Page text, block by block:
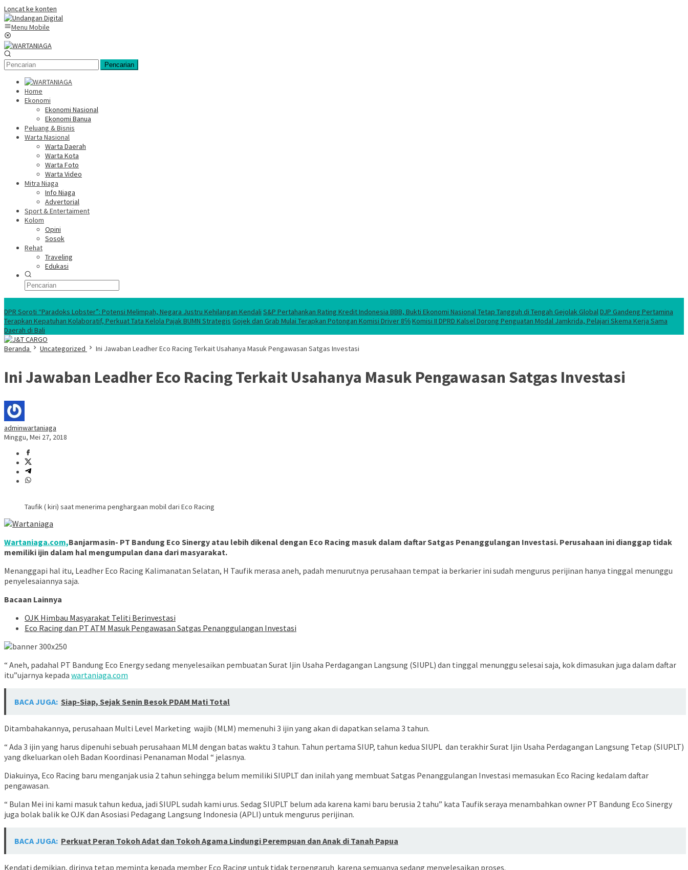
Loncat ke konten
Menu Mobile
Pencarian
Home
Ekonomi
Ekonomi Nasional
Ekonomi Banua
Peluang & Bisnis
Warta Nasional
Warta Daerah
Warta Kota
Warta Foto
Warta Video
Mitra Niaga
Info Niaga
Advertorial
Sport & Entertaiment
Kolom
Opini
Sosok
Rehat
Traveling
Edukasi
DPR Soroti “Paradoks Lobster”: Potensi Melimpah, Negara Justru Kehilangan Kendali S&P Pertahankan Rating Kredit Indonesia BBB, Bukti Ekonomi Nasional Tetap Tangguh di Tengah Gejolak GlobalDJP Gandeng Pertamina
Terapkan Kepatuhan Kolaboratif, Perkuat Tata Kelola Pajak BUMN Strategis Gojek dan Grab Mulai Terapkan Potongan Komisi Driver 8℅Komisi II DPRD Kalsel Dorong Penguatan Modal Jamkrida, Pelajari Skema Kerja Sama
Daerah di Bali
Beranda
Uncategorized Ini Jawaban Leadher Eco Racing Terkait Usahanya Masuk Pengawasan Satgas Investasi
Ini Jawaban Leadher Eco Racing Terkait Usahanya Masuk Pengawasan Satgas Investasi
adminwartaniaga
Minggu, Mei 27, 2018
Taufik ( kiri) saat menerima penghargaan mobil dari Eco Racing
Wartaniaga.com,Banjarmasin- PT Bandung Eco Sinergy atau lebih dikenal dengan Eco Racing masuk dalam daftar Satgas Penanggulangan Investasi. Perusahaan ini dianggap tidak
memiliki ijin dalam hal mengumpulan dana dari masyarakat.
Menanggapi hal itu, Leadher Eco Racing Kalimanatan Selatan, H Taufik merasa aneh, padah menurutnya perusahaan tempat ia berkarier ini sudah mengurus perijinan hanya tinggal menunggu
penyelesaiannya saja.
Bacaan Lainnya
OJK Himbau Masyarakat Teliti Berinvestasi
Eco Racing dan PT ATM Masuk Pengawasan Satgas Penanggulangan Investasi
“ Aneh, padahal PT Bandung Eco Energy sedang menyelesaikan pembuatan Surat Ijin Usaha Perdagangan Langsung (SIUPL) dan tinggal menunggu selesai saja, kok dimasukan juga dalam daftar
itu”ujarnya kepada wartaniaga.com
BACA JUGA: Siap-Siap, Sejak Senin Besok PDAM Mati Total
Ditambahakannya, perusahaan Multi Level Marketing wajib (MLM) memenuhi 3 ijin yang akan di dapatkan selama 3 tahun.
“ Ada 3 ijin yang harus dipenuhi sebuah perusahaan MLM dengan batas waktu 3 tahun. Tahun pertama SIUP, tahun kedua SIUPL dan terakhir Surat Ijin Usaha Perdagangan Langsung Tetap (SIUPLT)
yang dkeluarkan oleh Badan Koordinasi Penanaman Modal “ jelasnya.
Diakuinya, Eco Racing baru menganjak usia 2 tahun sehingga belum memiliki SIUPLT dan inilah yang membuat Satgas Penanggulangan Investasi memasukan Eco Racing kedalam daftar
pengawasan.
“ Bulan Mei ini kami masuk tahun kedua, jadi SIUPL sudah kami urus. Sedag SIUPLT belum ada karena kami baru berusia 2 tahu” kata Taufik seraya menambahkan owner PT Bandung Eco Sinergy
juga bolak balik ke OJK dan Asosiasi Pedagang Langsung Indonesia (APLI) untuk mengurus perijinan.
BACA JUGA: Perkuat Peran Tokoh Adat dan Tokoh Agama Lindungi Perempuan dan Anak di Tanah Papua
Kendati demikian, dirinya tetap meminta kepada member Eco Racing untuk tidak terpengaruh karena semuanya sedang menyelesaikan proses.